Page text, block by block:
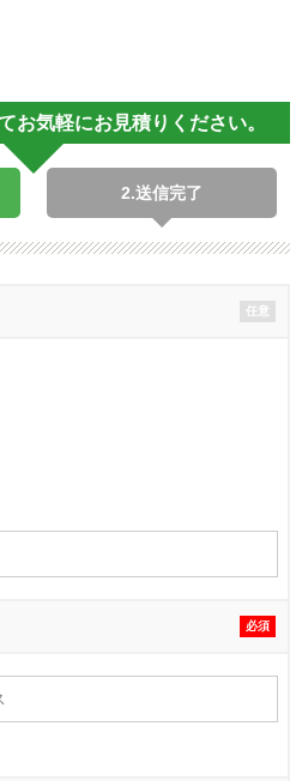
お気軽にお見積りください。
2.送信完了
任意
必須